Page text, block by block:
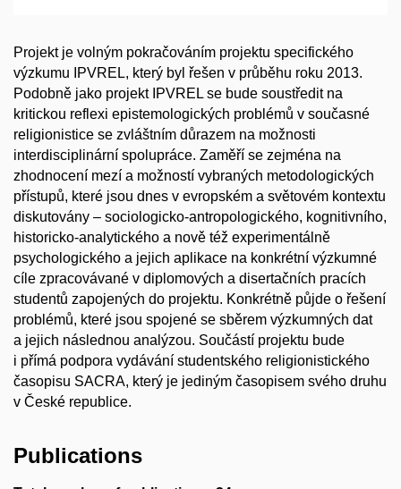
Projekt je volným pokračováním projektu specifického
výzkumu IPVREL, který byl řešen v průběhu roku 2013.
Podobně jako projekt IPVREL se bude soustředit na
kritickou reflexi epistemologických problémů v současné
religionistice se zvláštním důrazem na možnosti
interdisciplinární spolupráce. Zaměří se zejména na
zhodnocení mezí a možností vybraných metodologických
přístupů, které jsou dnes v evropském a světovém kontextu
diskutovány – sociologicko-antropologického, kognitivního,
historicko-analytického a nově též experimentálně
psychologického a jejich aplikace na konkrétní výzkumné
cíle zpracovávané v diplomových a disertačních pracích
studentů zapojených do projektu. Konkrétně půjde o řešení
problémů, které jsou spojené se sběrem výzkumných dat
a jejich následnou analýzou. Součástí projektu bude
i přímá podpora vydávání studentského religionistického
časopisu SACRA, který je jediným časopisem svého druhu
v České republice.
Publications